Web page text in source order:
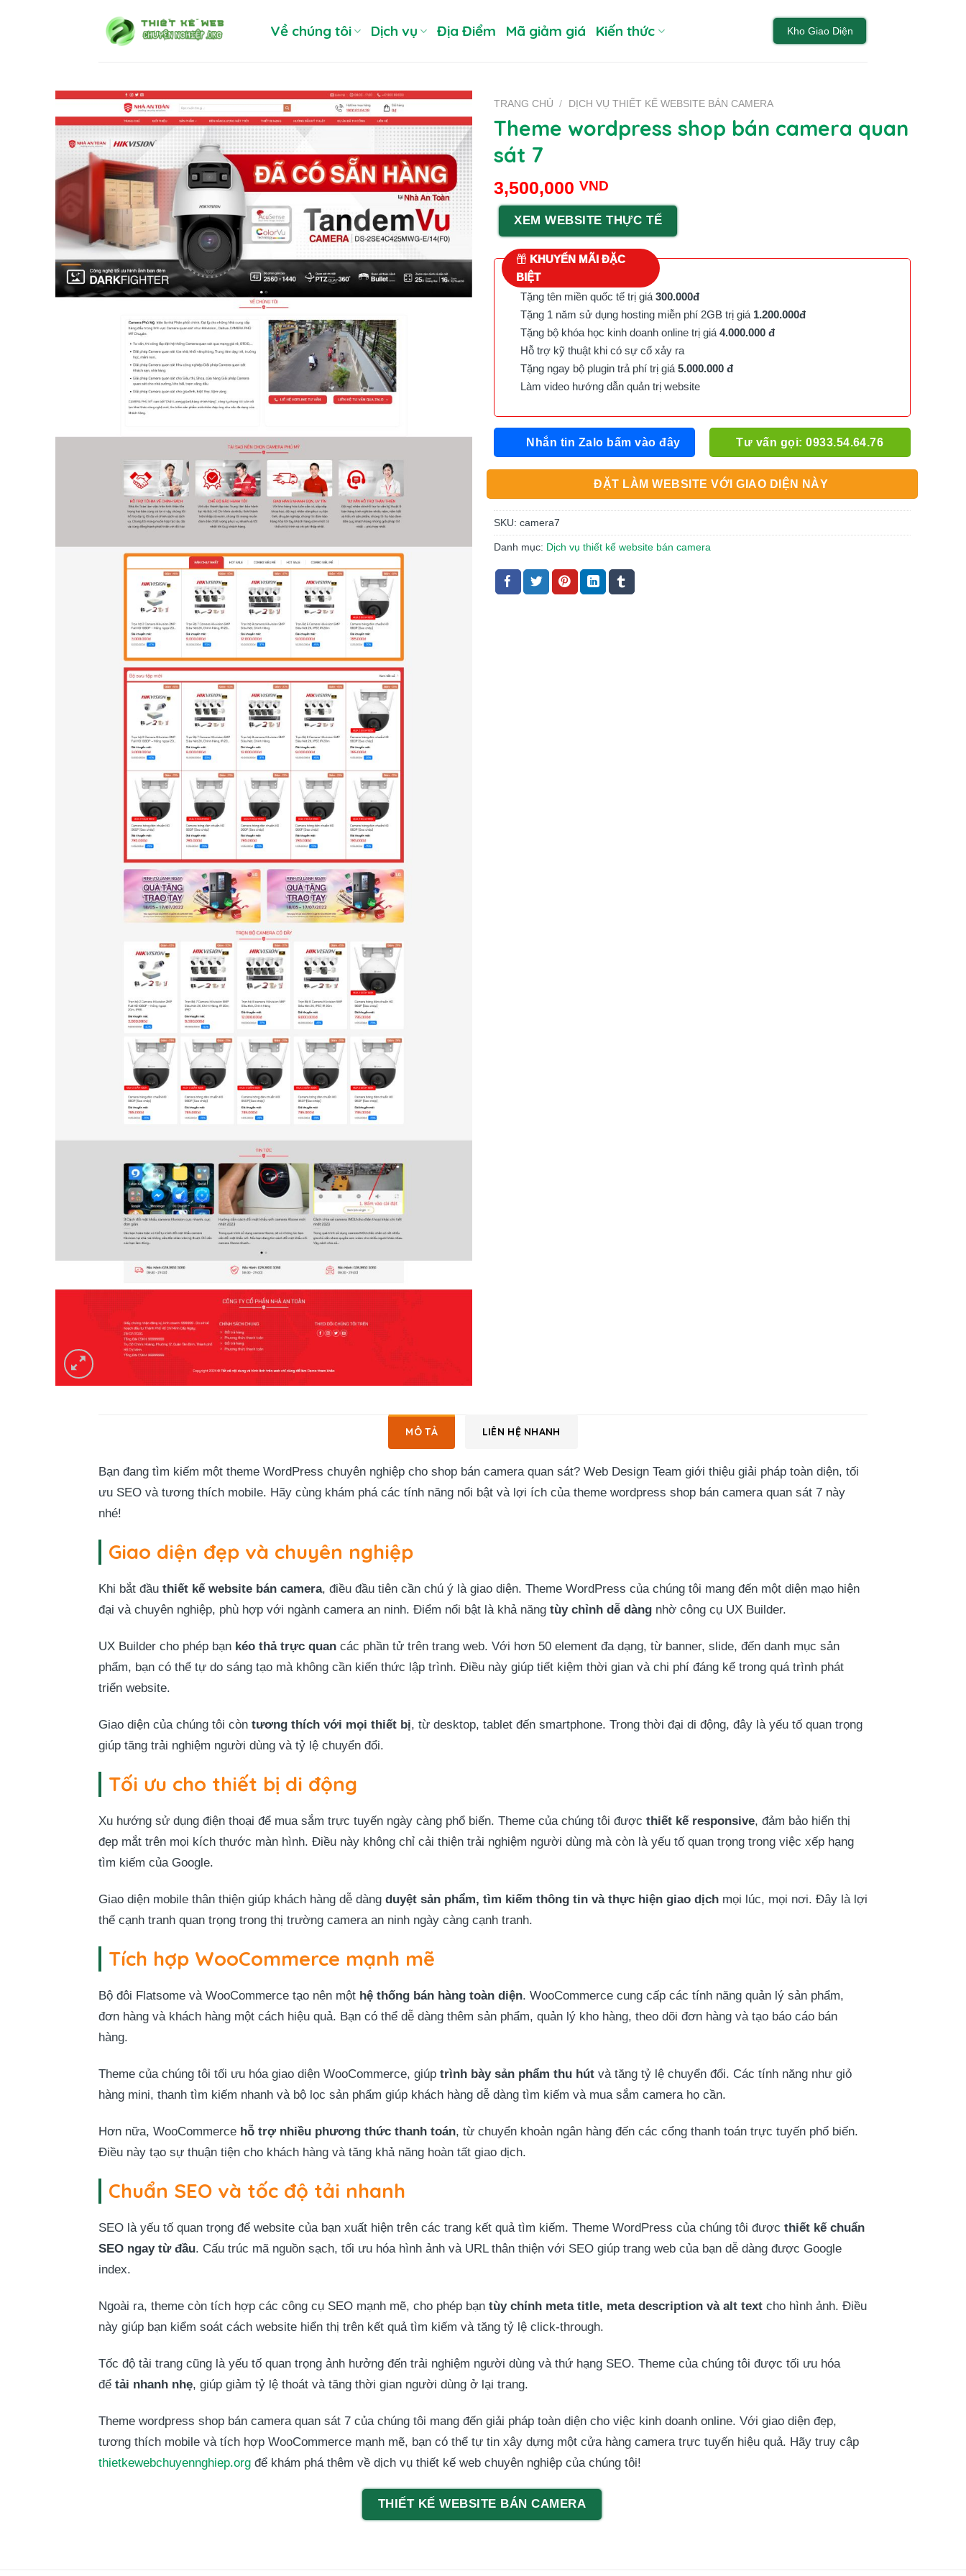
Về chúng tôi Dịch vụ Địa Điểm Mã giảm giá Kiến thức Kho Giao Diện
TRANG CHỦ / DỊCH VỤ THIẾT KẾ WEBSITE BÁN CAMERA
Theme wordpress shop bán camera quan
sát 7
3,500,000 VND
XEM WEBSITE THỰC TẾ
KHUYẾN MÃI ĐẶC
BIỆT
Tặng tên miền quốc tế trị giá 300.000đ
Tặng 1 năm sử dụng hosting miễn phí 2GB trị giá 1.200.000đ
Tặng bộ khóa học kinh doanh online trị giá 4.000.000 đ
Hỗ trợ kỹ thuật khi có sự cố xảy ra
Tặng ngay bộ plugin trả phí trị giá 5.000.000 đ
Làm video hướng dẫn quản trị website
Nhắn tin Zalo bấm vào đây Tư vấn gọi: 0933.54.64.76
ĐẶT LÀM WEBSITE VỚI GIAO DIỆN NÀY
SKU: camera7
Danh mục: Dịch vụ thiết kế website bán camera
MÔ TẢ LIÊN HỆ NHANH
Bạn đang tìm kiếm một theme WordPress chuyên nghiệp cho shop bán camera quan sát? Web Design Team giới thiệu giải pháp toàn diện, tối
ưu SEO và tương thích mobile. Hãy cùng khám phá các tính năng nổi bật và lợi ích của theme wordpress shop bán camera quan sát 7 này
nhé!
Giao diện đẹp và chuyên nghiệp
Khi bắt đầu thiết kế website bán camera, điều đầu tiên cần chú ý là giao diện. Theme WordPress của chúng tôi mang đến một diện mạo hiện
đại và chuyên nghiệp, phù hợp với ngành camera an ninh. Điểm nổi bật là khả năng tùy chỉnh dễ dàng nhờ công cụ UX Builder.
UX Builder cho phép bạn kéo thả trực quan các phần tử trên trang web. Với hơn 50 element đa dạng, từ banner, slide, đến danh mục sản
phẩm, bạn có thể tự do sáng tạo mà không cần kiến thức lập trình. Điều này giúp tiết kiệm thời gian và chi phí đáng kể trong quá trình phát
triển website.
Giao diện của chúng tôi còn tương thích với mọi thiết bị, từ desktop, tablet đến smartphone. Trong thời đại di động, đây là yếu tố quan trọng
giúp tăng trải nghiệm người dùng và tỷ lệ chuyển đổi.
Tối ưu cho thiết bị di động
Xu hướng sử dụng điện thoại để mua sắm trực tuyến ngày càng phổ biến. Theme của chúng tôi được thiết kế responsive, đảm bảo hiển thị
đẹp mắt trên mọi kích thước màn hình. Điều này không chỉ cải thiện trải nghiệm người dùng mà còn là yếu tố quan trọng trong việc xếp hạng
tìm kiếm của Google.
Giao diện mobile thân thiện giúp khách hàng dễ dàng duyệt sản phẩm, tìm kiếm thông tin và thực hiện giao dịch mọi lúc, mọi nơi. Đây là lợi
thế cạnh tranh quan trọng trong thị trường camera an ninh ngày càng cạnh tranh.
Tích hợp WooCommerce mạnh mẽ
Bộ đôi Flatsome và WooCommerce tạo nên một hệ thống bán hàng toàn diện. WooCommerce cung cấp các tính năng quản lý sản phẩm,
đơn hàng và khách hàng một cách hiệu quả. Bạn có thể dễ dàng thêm sản phẩm, quản lý kho hàng, theo dõi đơn hàng và tạo báo cáo bán
hàng.
Theme của chúng tôi tối ưu hóa giao diện WooCommerce, giúp trình bày sản phẩm thu hút và tăng tỷ lệ chuyển đổi. Các tính năng như giỏ
hàng mini, thanh tìm kiếm nhanh và bộ lọc sản phẩm giúp khách hàng dễ dàng tìm kiếm và mua sắm camera họ cần.
Hơn nữa, WooCommerce hỗ trợ nhiều phương thức thanh toán, từ chuyển khoản ngân hàng đến các cổng thanh toán trực tuyến phổ biến.
Điều này tạo sự thuận tiện cho khách hàng và tăng khả năng hoàn tất giao dịch.
Chuẩn SEO và tốc độ tải nhanh
SEO là yếu tố quan trọng để website của bạn xuất hiện trên các trang kết quả tìm kiếm. Theme WordPress của chúng tôi được thiết kế chuẩn
SEO ngay từ đầu. Cấu trúc mã nguồn sạch, tối ưu hóa hình ảnh và URL thân thiện với SEO giúp trang web của bạn dễ dàng được Google
index.
Ngoài ra, theme còn tích hợp các công cụ SEO mạnh mẽ, cho phép bạn tùy chỉnh meta title, meta description và alt text cho hình ảnh. Điều
này giúp bạn kiểm soát cách website hiển thị trên kết quả tìm kiếm và tăng tỷ lệ click-through.
Tốc độ tải trang cũng là yếu tố quan trọng ảnh hưởng đến trải nghiệm người dùng và thứ hạng SEO. Theme của chúng tôi được tối ưu hóa
để tải nhanh nhẹ, giúp giảm tỷ lệ thoát và tăng thời gian người dùng ở lại trang.
Theme wordpress shop bán camera quan sát 7 của chúng tôi mang đến giải pháp toàn diện cho việc kinh doanh online. Với giao diện đẹp,
tương thích mobile và tích hợp WooCommerce mạnh mẽ, bạn có thể tự tin xây dựng một cửa hàng camera trực tuyến hiệu quả. Hãy truy cập
thietkewebchuyennghiep.org để khám phá thêm về dịch vụ thiết kế web chuyên nghiệp của chúng tôi!
THIẾT KẾ WEBSITE BÁN CAMERA